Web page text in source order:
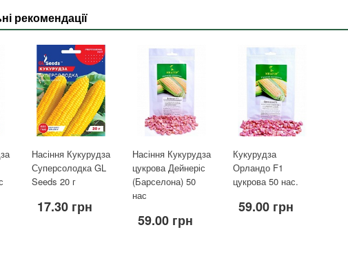
рекомендації
Насіння Кукурудза
Суперсолодка GL
Seeds 20 г
17.30 грн
Насіння Кукурудза
цукрова Дейнеріс
(Барселона) 50
нас
59.00 грн
Кукурудза
Орландо F1
цукрова 50 нас.
59.00 грн